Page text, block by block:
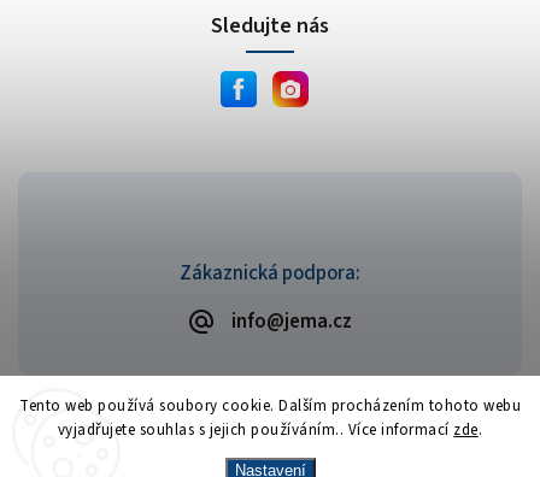
Tento web používá soubory cookie. Dalším procházením tohoto webu
vyjadřujete souhlas s jejich používáním.. Více informací zde.
Nastavení
Zákaznická podpora:
info@jema.cz
Sledujte nás
Copyright 2026JEMA.cz. Všechna práva vyhrazena.
VytvořilShoptet| Design